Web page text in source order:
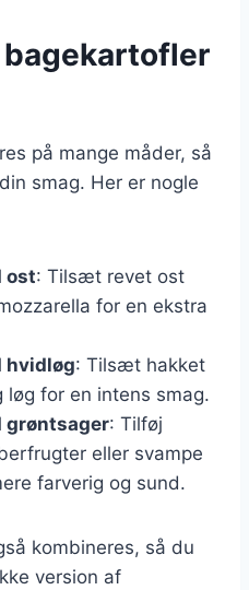
på mange måder, så
smag. Her er nogle
ost: Tilsæt revet ost
for en ekstra
hvidløg: Tilsæt hakket
løg for en intens smag.
grøntsager: Tilføj
eller svampe
farverig og sund.
kombineres, så du
version af